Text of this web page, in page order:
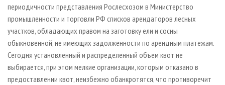
периодичности представления Рослесхозом в Министерство
промышленности и торговли РФ списков арендаторов лесных
участков, обладающих правом на заготовку ели и сосны
обыкновенной, не имеющих задолженности по арендным платежам.
Сегодня установленный и распределенный объем квот не
выбирается, при этом мелкие организации, которым отказано в
предоставлении квот, неизбежно обанкротятся, что противоречит